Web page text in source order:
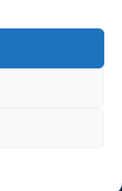
en realisatie